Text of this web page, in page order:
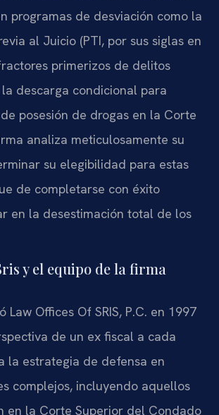
programas de desviación como la
al Juicio (PTI, por sus siglas en
primerizos de delitos
descarga condicional para
posesión de drogas en la Corte
analiza meticulosamente su
su elegibilidad para estas
de completarse con éxito
en la desestimación total de los
y el equipo de la firma
Law Offices Of SRIS, P.C. en 1997
de un ex fiscal a cada
la estrategia de defensa en
complejos, incluyendo aquellos
en la Corte Superior del Condado